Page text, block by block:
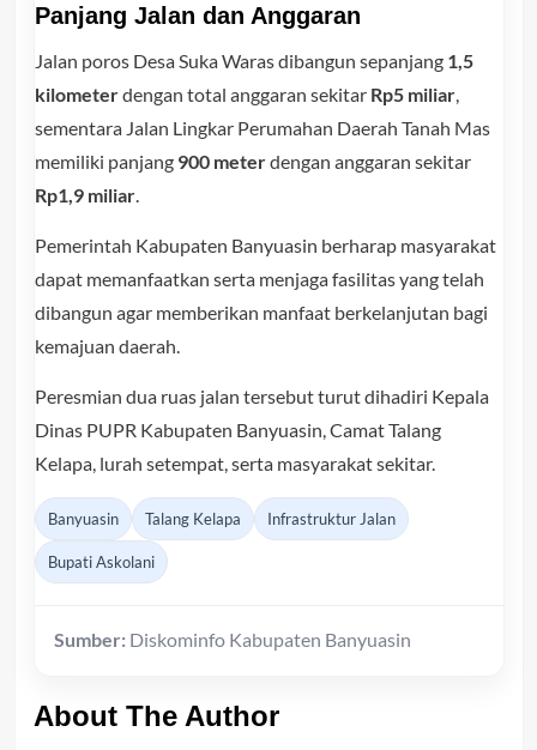
Panjang Jalan dan Anggaran
Jalan poros Desa Suka Waras dibangun sepanjang 1,5
kilometerdengan total anggaran sekitar Rp5 miliar,
sementara Jalan Lingkar Perumahan Daerah Tanah Mas
memiliki panjang 900 meterdengan anggaran sekitar
Rp1,9 miliar.
Pemerintah Kabupaten Banyuasin berharap masyarakat
dapat memanfaatkan serta menjaga fasilitas yang telah
dibangun agar memberikan manfaat berkelanjutan bagi
kemajuan daerah.
Peresmian dua ruas jalan tersebut turut dihadiri Kepala
Dinas PUPR Kabupaten Banyuasin, Camat Talang
Kelapa, lurah setempat, serta masyarakat sekitar.
Banyuasin Talang Kelapa Infrastruktur Jalan
Bupati Askolani
Sumber:Diskominfo Kabupaten Banyuasin
About The Author